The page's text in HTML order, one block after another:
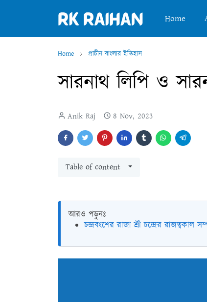
Home
Home প্রাচীন বাংলার ইতিহাস
সারনাথ লিপি ও
Anik Raj 8 Nov, 2023
Table of content
আরও পড়ুনঃ
চন্দ্রবংশের রাজা শ্রী চন্দ্রের